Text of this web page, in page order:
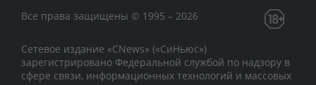
Все права защищены © 1995 – 2026
Сетевое издание «CNews» («СиНьюс»)
зарегистрировано Федеральной службой по надзору в
сфере связи, информационных технологий и массовых